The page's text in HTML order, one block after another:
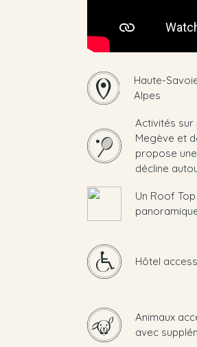
Haute-
Alpes
Activités sur
Megève et
propose
décline
Un Roof
Hôtel
Animaux
avec